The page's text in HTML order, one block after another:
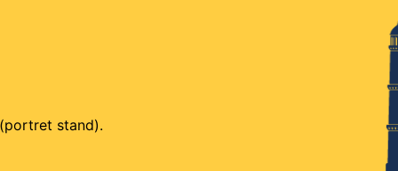
stand).